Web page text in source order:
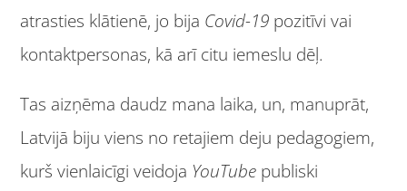
atrasties klātienē, jo bija Covid-19 pozitīvi vai
kontaktpersonas, kā arī citu iemeslu dēļ.
Tas aizņēma daudz mana laika, un, manuprāt,
Latvijā biju viens no retajiem deju pedagogiem,
kurš vienlaicīgi veidoja YouTube publiski